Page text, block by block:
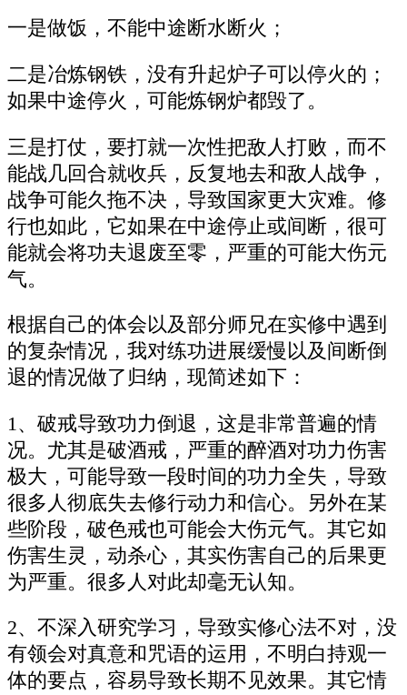
一是做饭，不能中途断水断火；
二是冶炼钢铁，没有升起炉子可以停火的；
如果中途停火，可能炼钢炉都毁了。
三是打仗，要打就一次性把敌人打败，而不
能战几回合就收兵，反复地去和敌人战争，
战争可能久拖不决，导致国家更大灾难。修
行也如此，它如果在中途停止或间断，很可
能就会将功夫退废至零，严重的可能大伤元
气。
根据自己的体会以及部分师兄在实修中遇到
的复杂情况，我对练功进展缓慢以及间断倒
退的情况做了归纳，现简述如下：
1、破戒导致功力倒退，这是非常普遍的情
况。尤其是破酒戒，严重的醉酒对功力伤害
极大，可能导致一段时间的功力全失，导致
很多人彻底失去修行动力和信心。另外在某
些阶段，破色戒也可能会大伤元气。其它如
伤害生灵，动杀心，其实伤害自己的后果更
为严重。很多人对此却毫无认知。
2、不深入研究学习，导致实修心法不对，没
有领会对真意和咒语的运用，不明白持观一
体的要点，容易导致长期不见效果。其它情